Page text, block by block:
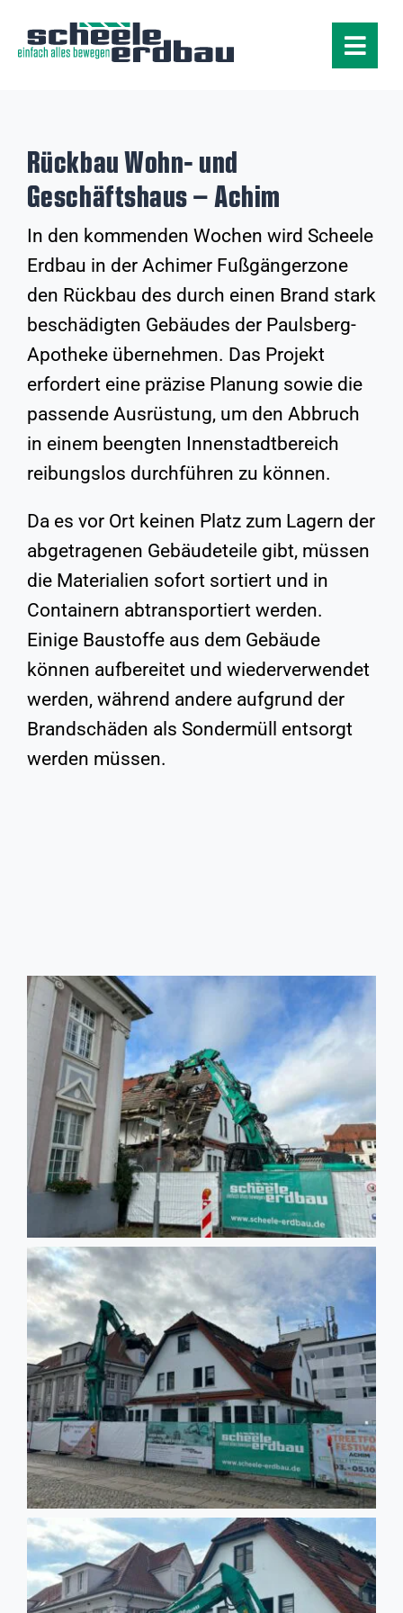
Inhalt
springen
Toggle
Produkte
Projekte
Unternehmen
Karriere
Kontakt
Rückbau Wohn- und
Geschäftshaus – Achim
In den kommenden Wochen wird Scheele
Erdbau in der Achimer Fußgängerzone
den Rückbau des durch einen Brand stark
beschädigten Gebäudes der Paulsberg-
Apotheke übernehmen. Das Projekt
erfordert eine präzise Planung sowie die
passende Ausrüstung, um den Abbruch
in einem beengten Innenstadtbereich
reibungslos durchführen zu können.
Da es vor Ort keinen Platz zum Lagern der
abgetragenen Gebäudeteile gibt, müssen
die Materialien sofort sortiert und in
Containern abtransportiert werden.
Einige Baustoffe aus dem Gebäude
können aufbereitet und wiederverwendet
werden, während andere aufgrund der
Brandschäden als Sondermüll entsorgt
werden müssen.